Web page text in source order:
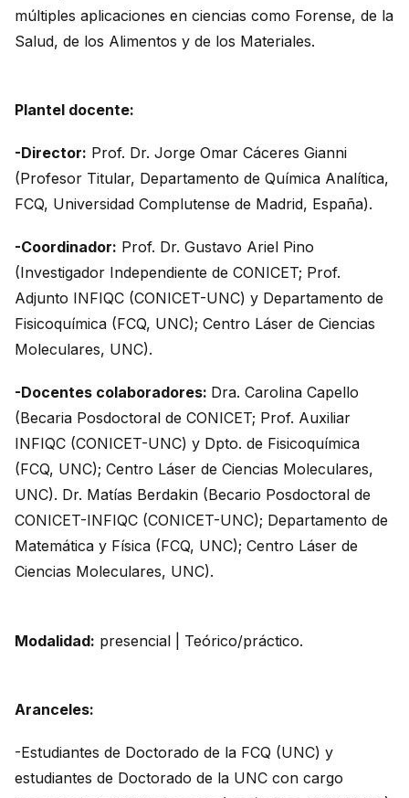
múltiples aplicaciones en ciencias como Forense, de la
Salud, de los Alimentos y de los Materiales.
Plantel docente:
-Director: Prof. Dr. Jorge Omar Cáceres Gianni
(Profesor Titular, Departamento de Química Analítica,
FCQ, Universidad Complutense de Madrid, España).
-Coordinador: Prof. Dr. Gustavo Ariel Pino
(Investigador Independiente de CONICET; Prof.
Adjunto INFIQC (CONICET-UNC) y Departamento de
Fisicoquímica (FCQ, UNC); Centro Láser de Ciencias
Moleculares, UNC).
-Docentes colaboradores: Dra. Carolina Capello
(Becaria Posdoctoral de CONICET; Prof. Auxiliar
INFIQC (CONICET-UNC) y Dpto. de Fisicoquímica
(FCQ, UNC); Centro Láser de Ciencias Moleculares,
UNC). Dr. Matías Berdakin (Becario Posdoctoral de
CONICET-INFIQC (CONICET-UNC); Departamento de
Matemática y Física (FCQ, UNC); Centro Láser de
Ciencias Moleculares, UNC).
Modalidad: presencial | Teórico/práctico.
Aranceles:
-Estudiantes de Doctorado de la FCQ (UNC) y
estudiantes de Doctorado de la UNC con cargo